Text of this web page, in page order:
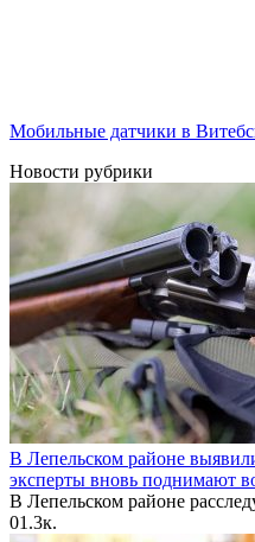
Мобильные датчики в
Новости рубрики
В Лепельском районе
эксперты вновь поднимают
В Лепельском районе
01.3к.